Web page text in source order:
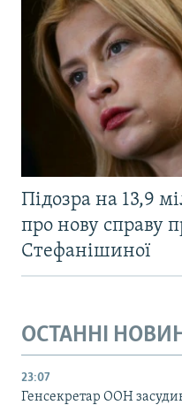
Підозра на 13,9
про нову справу
Стефанішиної
ОСТАННІ
23:07
Генсекретар ООН